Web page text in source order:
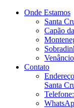
Onde Estamos
Santa
Capão
Contato
Santa